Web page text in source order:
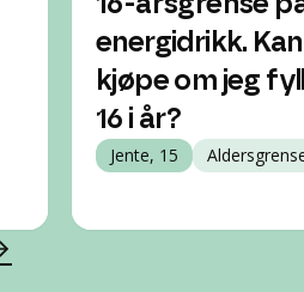
energidrikk.
kjøpe om jeg
16 i år?
Jente, 15